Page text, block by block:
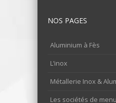
NOS PAGES
Aluminium à Fès
L’inox
Métallerie Inox &
Les sociétés de